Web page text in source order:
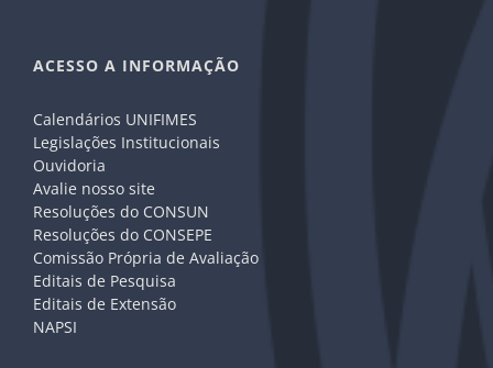
ACESSO A INFORMAÇÃO
Calendários UNIFIMES
Legislações Institucionais
Ouvidoria
Avalie nosso site
Resoluções do CONSUN
Resoluções do CONSEPE
Comissão Própria de Avaliação
Editais de Pesquisa
Editais de Extensão
NAPSI